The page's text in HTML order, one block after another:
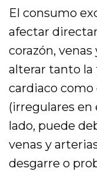
El consumo
afectar
corazón, venas
alterar tanto la
cardiaco
(irregulares
lado, puede
venas y
desgarre o